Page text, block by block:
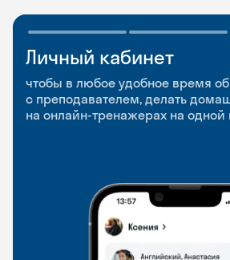
Личный кабинет
чтобы в любое удобное время
с преподавателем, делать
на онлайн-тренажерах на
Мобильное
приложение
чтобы заниматься и изучать
и когда удобно
Разговорные клубы
и Talks
Групповые занятия для
и индивидуальные встречи с